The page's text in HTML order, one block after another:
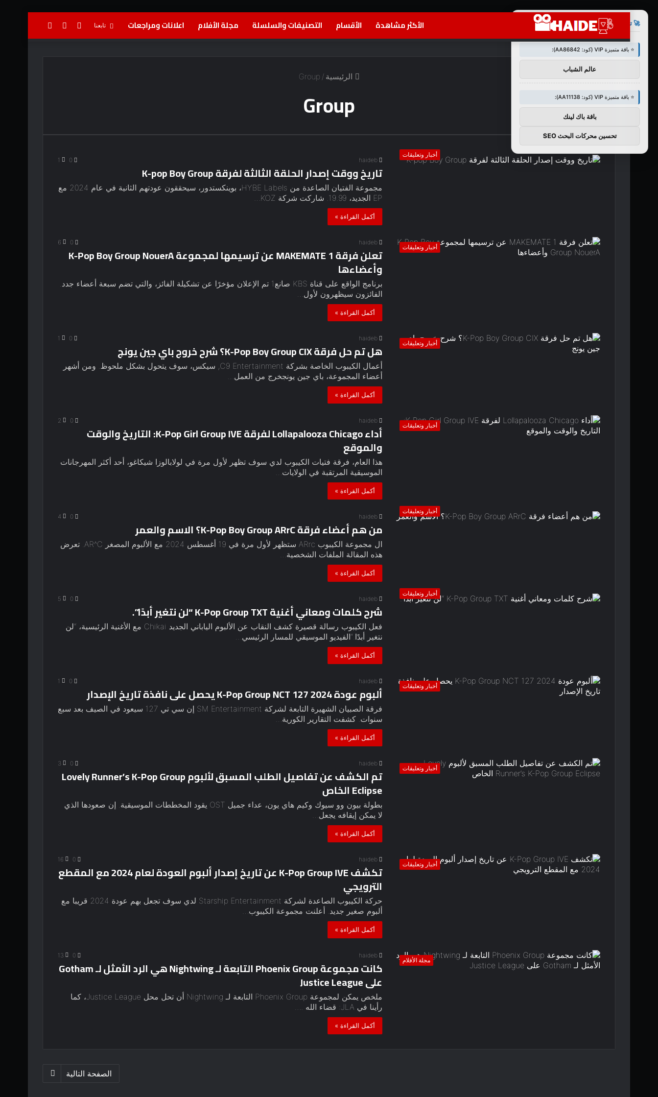
الأكثر مشاهدة الأقسام التصنيفات والسلسلة مجلة الأفلام اعلانات ومراجعات إضافة تسجيل تابعنا
الرئيسية /
Group
Group
أخبار وتعليقات
haideb
0
1
تاريخ ووقت إصدار الحلقة الثالثة لفرقة K-pop Boy Group
مجموعة الفتيان الصاعدة من HYBE Labels، بوينكستدور، سيحققون عودتهم الثانية في عام 2024 مع
EP الجديد، 19.99. شاركت شركة KOZ…
أكمل القراءة »
أخبار وتعليقات
haideb
0
6
تعلن فرقة MAKEMATE 1 عن ترسيمها لمجموعة K-Pop Boy Group NouerA
وأعضاءها
برنامج الواقع على قناة KBS صانع1 تم الإعلان مؤخرًا عن تشكيلة الفائز، والتي تضم سبعة أعضاء جدد.
الفائزون سيظهرون لأول…
أكمل القراءة »
أخبار وتعليقات
haideb
0
1
هل تم حل فرقة K-Pop Boy Group CIX؟ شرح خروج باي جين يونج
أعمال الكيبوب الخاصة بشركة C9 Entertainment, سيكس، سوف يتحول بشكل ملحوظ. ومن أشهر
أعضاء المجموعة، باي جين يونجخرج من العمل…
أكمل القراءة »
أخبار وتعليقات
haideb
0
2
أداء Lollapalooza Chicago لفرقة K-Pop Girl Group IVE: التاريخ والوقت
والموقع
هذا العام، فرقة فتيات الكيبوب لدي سوف تظهر لأول مرة في لولابالوزا شيكاغو، أحد أكثر المهرجانات
الموسيقية المرتقبة في الولايات…
أكمل القراءة »
أخبار وتعليقات
haideb
0
4
من هم أعضاء فرقة K-Pop Boy Group ARrC؟ الاسم والعمر
ال مجموعة الكيبوب ARrc ستظهر لأول مرة في 19 أغسطس 2024 مع الألبوم المصغر AR^C. تعرض
هذه المقالة الملفات الشخصية…
أكمل القراءة »
أخبار وتعليقات
haideb
0
5
شرح كلمات ومعاني أغنية K-Pop Group TXT “لن نتغير أبدًا”.
فعل الكيبوب رسالة قصيرة كشف النقاب عن الألبوم الياباني الجديد Chikai مع الأغنية الرئيسية، “لن
نتغير أبدًا.“الفيديو الموسيقي للمسار الرئيسي…
أكمل القراءة »
أخبار وتعليقات
haideb
0
1
ألبوم عودة K-Pop Group NCT 127 2024 يحصل على نافذة تاريخ الإصدار
فرقة الصبيان الشهيرة التابعة لشركة SM Entertainment إن سي تي 127 سيعود في الصيف بعد سبع
سنوات. كشفت التقارير الكورية…
أكمل القراءة »
أخبار وتعليقات
haideb
0
3
تم الكشف عن تفاصيل الطلب المسبق لألبوم Lovely Runner’s K-Pop Group
Eclipse الخاص
بطولة بيون وو سيوك وكيم هاي يون، عداء جميل OST يقود المخططات الموسيقية. إن صعودها الذي
لا يمكن إيقافه يجعل…
أكمل القراءة »
أخبار وتعليقات
haideb
0
16
تكشف K-Pop Group IVE عن تاريخ إصدار ألبوم العودة لعام 2024 مع المقطع
الترويجي
حركة الكيبوب الصاعدة لشركة Starship Entertainment لدي سوف تجعل بهم عودة 2024 قريبا مع
ألبوم صغير جديد. أعلنت مجموعة الكيبوب…
أكمل القراءة »
مجلة الأفلام
haideb
0
13
كانت مجموعة Phoenix Group التابعة لـ Nightwing هي الرد الأمثل لـ Gotham
على Justice League
ملخص يمكن لمجموعة Phoenix Group التابعة لـ Nightwing أن تحل محل Justice League، كما
رأينا في JLA: قضاء الله .…
أكمل القراءة »
الصفحة التالية
🚀 توصيات :
⭐ باقة متميزة VIP (كود: AA86842):
عالم الشباب
⭐ باقة متميزة VIP (كود: AA11138):
باقة باك لينك
تحسين محركات البحث SEO